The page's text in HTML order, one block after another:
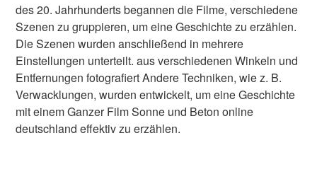
des 20. Jahrhunderts begannen die Filme, verschiedene
Szenen zu gruppieren, um eine Geschichte zu erzählen.
Die Szenen wurden anschließend in mehrere
Einstellungen unterteilt. aus verschiedenen Winkeln und
Entfernungen fotografiert Andere Techniken, wie z. B.
Verwacklungen, wurden entwickelt, um eine Geschichte
mit einem Ganzer Film Sonne und Beton online
deutschland effektiv zu erzählen.